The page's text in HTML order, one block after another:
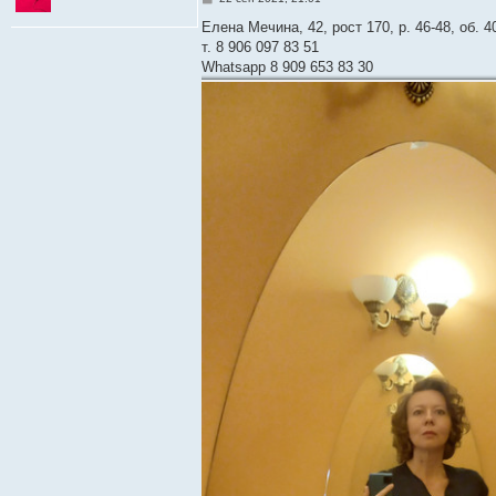
о
щ
е
н
Елена Мечина, 42, рост 170, р. 46-48, об.
т. 8 906 097 83 51
Whatsapp 8 909 653 83 30